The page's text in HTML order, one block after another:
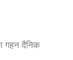
दैनिक